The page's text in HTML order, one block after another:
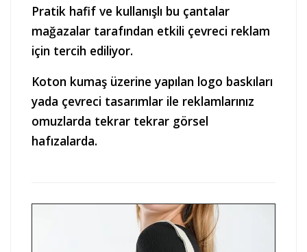
Pratik hafif ve kullanışlı bu çantalar
mağazalar tarafından etkili çevreci reklam
için tercih ediliyor.
Koton kumaş üzerine yapılan logo baskıları
yada çevreci tasarımlar ile reklamlarınız
omuzlarda tekrar tekrar görsel
hafızalarda.